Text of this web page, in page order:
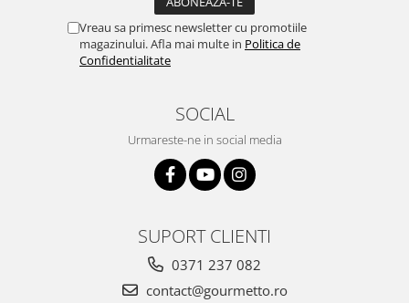
Vreau sa primesc newsletter cu promotiile
magazinului. Afla mai multe in Politica de
Confidentialitate
SOCIAL
Urmareste-ne in social media
SUPORT CLIENTI
0371 237 082
contact@gourmetto.ro